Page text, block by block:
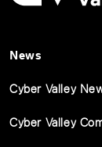
News
Cyber Valley
Cyber Valley